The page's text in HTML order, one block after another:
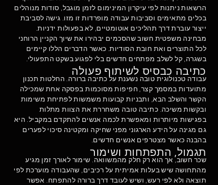
הרשאות ניתנות לפי עיקרון המינימום לזמן מוגבל, סודות מנוהלים
בכלים מתאימים וסביבות עבודה מופרדות זו מזו. גישה לסביבת
ייצור עוברת דרך תהליכים אוטומטיים, לא בפעולות ידניות.
מבחינה משפטית חשוב שהסכמים יבהירו את שיוך הקניין הרוחני
לכל התוצרים ואת חובת הסודיות. כאשר הדברים הללו קיימים
בשגרה, קל לשלב מפתחים חדשים בלי לפגוע בשקט התפעולי.
כתיבה כבסיס לשיתוף פעולה
עבודה טכנולוגית טובה נשענת על כתיבה ברורה. החלטות תכנון
מתועדות במסמך קצר, חפיפות מסוכמות בפסקה אחת שמכילה
הקשר והשלב הבא, ותבניות קבועות משמשות לפתיחת משימות
ובקשות משיכה. כתיבה טובה משחררת את הצוות מתלות
בפגישות מיותרות ומאפשרת לכמה אנשים להתקדם במקביל. היא
גם מגינה על הידע הארגוני מפני שחיקה ומקטינה סיכוי לפערים
בהבנה כאשר מצטרפים אנשים חדשים.
תגמול, התפתחות ושימור
שכר חשוב, אך הוא רק חלק מהמשוואה. שימור לאורך זמן מגיע
מהתחושה שיש בעלות אמיתית על רכיבים, שהעבודה מוערכת לפי
תוצאה ולא לפי רעש, ושיש לעובד דרך ברורה להתפתח. אפשר